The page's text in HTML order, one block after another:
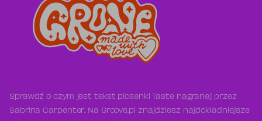
Sprawdź o czym jest tekst piosenki Taste nagranej przez
Sabrina Carpenter. Na Groove.pl znajdziesz najdokładniejsze